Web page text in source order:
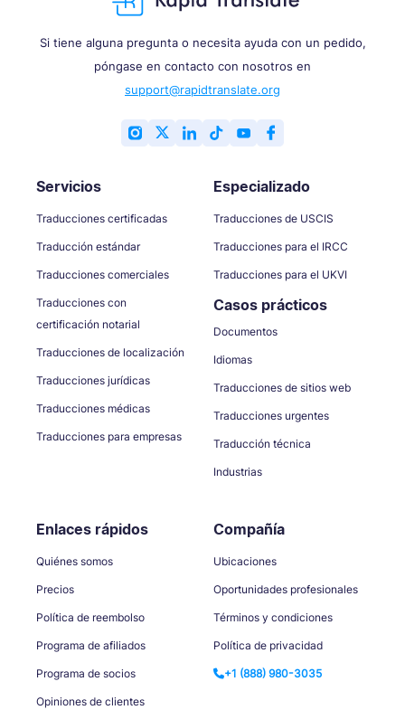
Si tiene alguna pregunta o necesita ayuda con un pedido,
póngase en contacto con nosotros en
support@rapidtranslate.org
Servicios
Traducciones certificadas
Traducción estándar
Traducciones comerciales
Traducciones con
certificación notarial
Traducciones de localización
Traducciones jurídicas
Traducciones médicas
Traducciones para empresas
Especializado
Traducciones de USCIS
Traducciones para el IRCC
Traducciones para el UKVI
Casos prácticos
Documentos
Idiomas
Traducciones de sitios web
Traducciones urgentes
Traducción técnica
Industrias
Enlaces rápidos
Quiénes somos
Precios
Política de reembolso
Programa de afiliados
Programa de socios
Opiniones de clientes
Compañía
Ubicaciones
Oportunidades profesionales
Términos y condiciones
Política de privacidad
+1 (888) 980-3035